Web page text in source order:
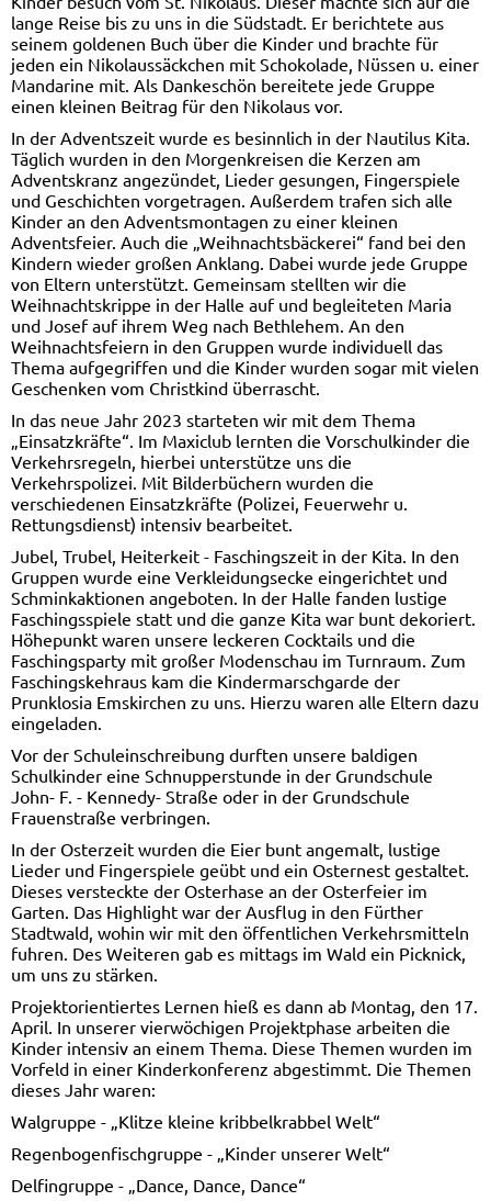
lange Reise bis zu uns in die Südstadt. Er berichtete aus
seinem goldenen Buch über die Kinder und brachte für
jeden ein Nikolaussäckchen mit Schokolade, Nüssen u. einer
Mandarine mit. Als Dankeschön bereitete jede Gruppe
einen kleinen Beitrag für den Nikolaus vor.
In der Adventszeit wurde es besinnlich in der Nautilus Kita.
Täglich wurden in den Morgenkreisen die Kerzen am
Adventskranz angezündet, Lieder gesungen, Fingerspiele
und Geschichten vorgetragen. Außerdem trafen sich alle
Kinder an den Adventsmontagen zu einer kleinen
Adventsfeier. Auch die „Weihnachtsbäckerei“ fand bei den
Kindern wieder großen Anklang. Dabei wurde jede Gruppe
von Eltern unterstützt. Gemeinsam stellten wir die
Weihnachtskrippe in der Halle auf und begleiteten Maria
und Josef auf ihrem Weg nach Bethlehem. An den
Weihnachtsfeiern in den Gruppen wurde individuell das
Thema aufgegriffen und die Kinder wurden sogar mit vielen
Geschenken vom Christkind überrascht.
In das neue Jahr 2023 starteten wir mit dem Thema
„Einsatzkräfte“. Im Maxiclub lernten die Vorschulkinder die
Verkehrsregeln, hierbei unterstütze uns die
Verkehrspolizei. Mit Bilderbüchern wurden die
verschiedenen Einsatzkräfte (Polizei, Feuerwehr u.
Rettungsdienst) intensiv bearbeitet.
Jubel, Trubel, Heiterkeit - Faschingszeit in der Kita. In den
Gruppen wurde eine Verkleidungsecke eingerichtet und
Schminkaktionen angeboten. In der Halle fanden lustige
Faschingsspiele statt und die ganze Kita war bunt dekoriert.
Höhepunkt waren unsere leckeren Cocktails und die
Faschingsparty mit großer Modenschau im Turnraum. Zum
Faschingskehraus kam die Kindermarschgarde der
Prunklosia Emskirchen zu uns. Hierzu waren alle Eltern dazu
eingeladen.
Vor der Schuleinschreibung durften unsere baldigen
Schulkinder eine Schnupperstunde in der Grundschule
John- F. - Kennedy- Straße oder in der Grundschule
Frauenstraße verbringen.
In der Osterzeit wurden die Eier bunt angemalt, lustige
Lieder und Fingerspiele geübt und ein Osternest gestaltet.
Dieses versteckte der Osterhase an der Osterfeier im
Garten. Das Highlight war der Ausflug in den Fürther
Stadtwald, wohin wir mit den öffentlichen Verkehrsmitteln
fuhren. Des Weiteren gab es mittags im Wald ein Picknick,
um uns zu stärken.
Projektorientiertes Lernen hieß es dann ab Montag, den 17.
April. In unserer vierwöchigen Projektphase arbeiten die
Kinder intensiv an einem Thema. Diese Themen wurden im
Vorfeld in einer Kinderkonferenz abgestimmt. Die Themen
dieses Jahr waren:
Walgruppe - „Klitze kleine kribbelkrabbel Welt“
Regenbogenfischgruppe - „Kinder unserer Welt“
Delfingruppe - „Dance, Dance, Dance“